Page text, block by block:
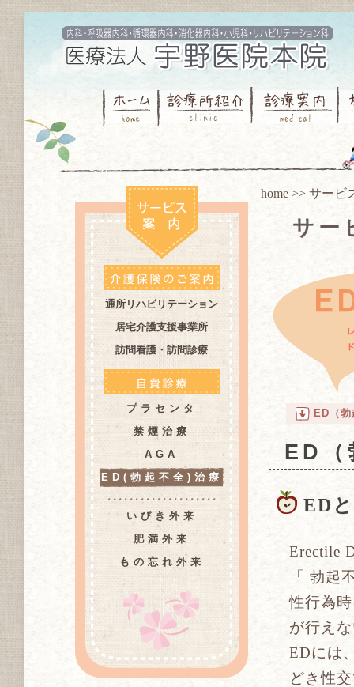
通所リハビリテーション
居宅介護支援事業所
訪問看護・訪問診療
プラセンタ
禁煙治療
AGA
ED(勃起不全)治療
いびき外来
肥満外来
もの忘れ外来
home >> サービ
サー
ED（
ED（
ED
Erectile
「 勃起
性行為
が行え
EDには
どき性